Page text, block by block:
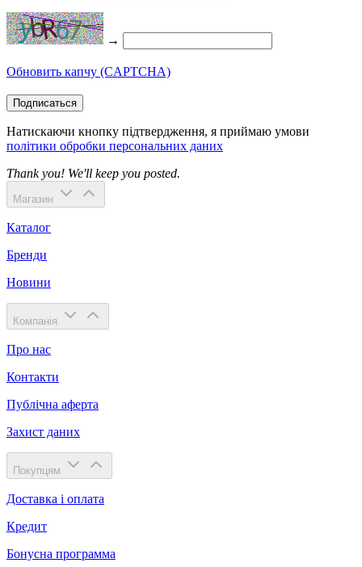
→
Обновить капчу (CAPTCHA)
Подписаться
Натискаючи кнопку підтвердження, я приймаю умови
політики обробки персональних даних
Thank you! We'll keep you posted.
Магазин
Каталог
Бренди
Новини
Компанія
Про нас
Контакти
Публічна аферта
Захист даних
Покупцям
Доставка і оплата
Кредит
Бонусна программа